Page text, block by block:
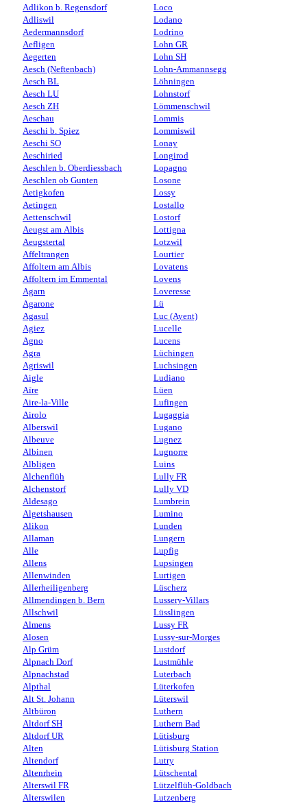
Adlikon b. Regensdorf
Adliswil
Aedermannsdorf
Aefligen
Aegerten
Aesch (Neftenbach)
Aesch BL
Aesch LU
Aesch ZH
Aeschau
Aeschi b. Spiez
Aeschi SO
Aeschiried
Aeschlen b. Oberdiessbach
Aeschlen ob Gunten
Aetigkofen
Aetingen
Aettenschwil
Aeugst am Albis
Aeugstertal
Affeltrangen
Affoltern am Albis
Affoltern im Emmental
Agarn
Agarone
Agasul
Agiez
Agno
Agra
Agriswil
Aigle
Aïre
Aire-la-Ville
Airolo
Alberswil
Albeuve
Albinen
Albligen
Alchenflüh
Alchenstorf
Aldesago
Algetshausen
Alikon
Allaman
Alle
Allens
Allenwinden
Allerheiligenberg
Allmendingen b. Bern
Allschwil
Almens
Alosen
Alp Grüm
Alpnach Dorf
Alpnachstad
Alpthal
Alt St. Johann
Altbüron
Altdorf SH
Altdorf UR
Alten
Altendorf
Altenrhein
Alterswil FR
Alterswilen
Loco
Lodano
Lodrino
Lohn GR
Lohn SH
Lohn-Ammannsegg
Löhningen
Lohnstorf
Lömmenschwil
Lommis
Lommiswil
Lonay
Longirod
Lopagno
Losone
Lossy
Lostallo
Lostorf
Lottigna
Lotzwil
Lourtier
Lovatens
Lovens
Loveresse
Lü
Luc (Ayent)
Lucelle
Lucens
Lüchingen
Luchsingen
Ludiano
Lüen
Lufingen
Lugaggia
Lugano
Lugnez
Lugnorre
Luins
Lully FR
Lully VD
Lumbrein
Lumino
Lunden
Lungern
Lupfig
Lupsingen
Lurtigen
Lüscherz
Lussery-Villars
Lüsslingen
Lussy FR
Lussy-sur-Morges
Lustdorf
Lustmühle
Luterbach
Lüterkofen
Lüterswil
Luthern
Luthern Bad
Lütisburg
Lütisburg Station
Lutry
Lütschental
Lützelflüh-Goldbach
Lutzenberg